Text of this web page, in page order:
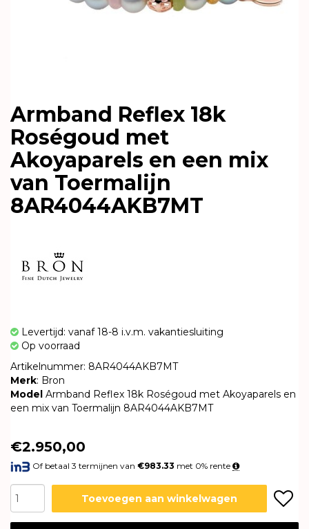
Armband Reflex 18k
Roségoud met
Akoyaparels en een mix
van Toermalijn
8AR4044AKB7MT
Levertijd: vanaf 18-8 i.v.m. vakantiesluiting
Op voorraad
Artikelnummer: 8AR4044AKB7MT
Merk: Bron
Model Armband Reflex 18k Roségoud met Akoyaparels en
een mix van Toermalijn 8AR4044AKB7MT
€2.950,00
Of betaal 3 termijnen van€983.33 met 0% rente
Toevoegen aan winkelwagen